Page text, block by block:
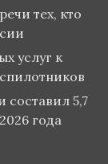
тех, кто
услуг к
составил 5,7
года